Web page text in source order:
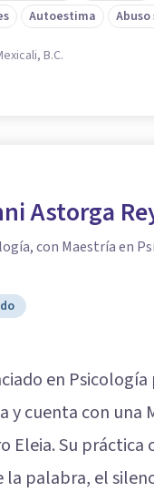
Autoestima
B.C.
Astorga
con Maestría en
en
y cuenta con una
Eleia. Su práctica
la palabra, el